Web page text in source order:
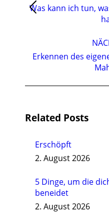
Was kann ich tun,
Erkennen des
Related Posts
Erschöpft
2. August 2026
5 Dinge, um die
beneidet
2. August 2026